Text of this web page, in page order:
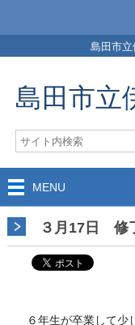
島田市
島田市立
MENU
３月17日 修
６年生が卒業して少